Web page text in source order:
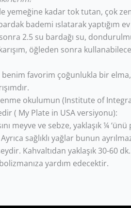
yemeğine kadar tok tutan, çok
bademi ıslatarak yaptığım
2.5 su bardağı su,
öğleden sonra
favorim çoğunlukla bir
okulumun (Institute of
( My Plate in USA versiyonu):
meyve ve sebze, yaklaşık ¼
sağlıklı yağlar bunun
Kahvaltıdan yaklaşık 30-60
yardım edecektir.